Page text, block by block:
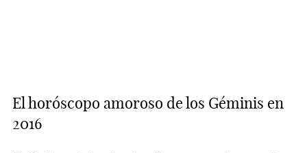
El horóscopo amoroso de los Géminis en
2016